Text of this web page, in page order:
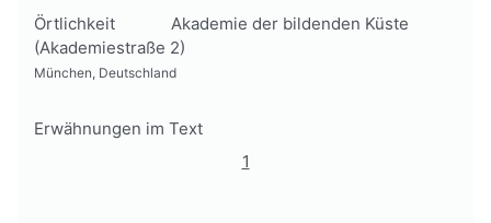
Örtlichkeit
Akademie der bildenden Küste
(Akademiestraße 2)
München, Deutschland
Erwähnungen im Text
1